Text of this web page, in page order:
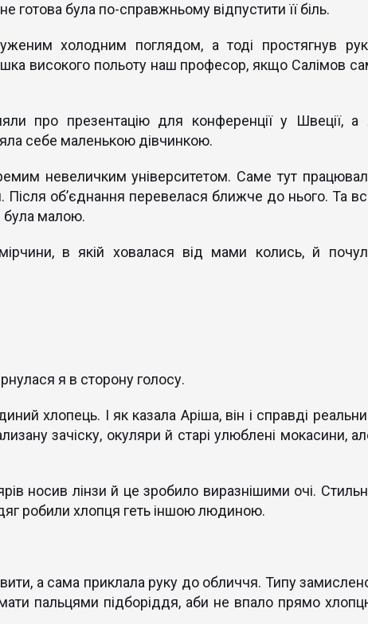
готова була по-справжньому відпустити її біль.
холодним поглядом, а тоді простягнув
високого польоту наш професор, якщо Салімов
про презентацію для конференції у Швеції, а
себе маленькою дівчинкою.
невеличким університетом. Саме тут
Після обʼєднання перевелася ближче до нього. Та
була малою.
в якій ховалася від мами колись, й
я в сторону голосу.
хлопець. І як казала Аріша, він і справді
зачіску, окуляри й старі улюблені мокасини,
носив лінзи й це зробило виразнішими очі.
робили хлопця геть іншою людиною.
а сама приклала руку до обличчя. Типу
пальцями підборіддя, аби не впало прямо